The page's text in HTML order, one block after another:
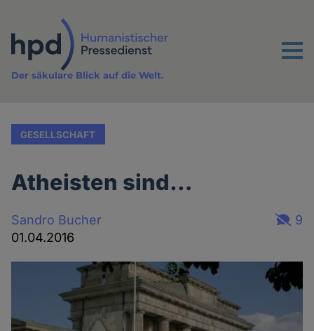
Inhalt
Menu
Der säkulare Blick auf die Welt.
GESELLSCHAFT
Atheisten sind…
Sandro Bucher
01.04.2016
9